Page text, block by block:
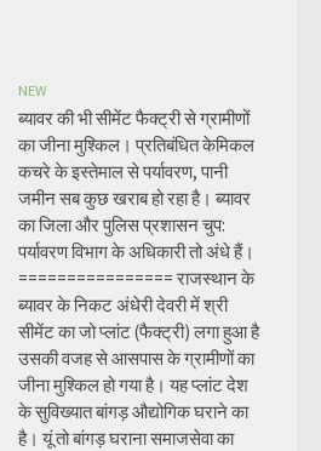
NEW
ब्यावर की भी सीमेंट फैक्ट्री से ग्रामीणों
का जीना मुश्किल। प्रतिबंधित केमिकल
कचरे के इस्तेमाल से पर्यावरण, पानी
जमीन सब कुछ खराब हो रहा है। ब्यावर
का जिला और पुलिस प्रशासन चुप:
पर्यावरण विभाग के अधिकारी तो अंधे हैं।
================ राजस्थान के
ब्यावर के निकट अंधेरी देवरी में श्री
सीमेंट का जो प्लांट (फैक्ट्री) लगा हुआ है
उसकी वजह से आसपास के ग्रामीणों का
जीना मुश्किल हो गया है। यह प्लांट देश
के सुविख्यात बांगड़ औद्योगिक घराने का
है। यूं तो बांगड़ घराना समाजसेवा का